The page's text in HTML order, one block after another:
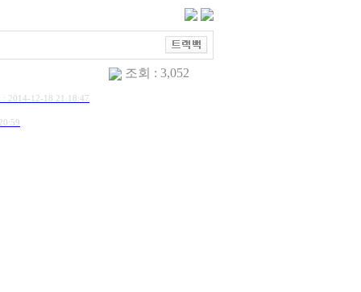
조회 : 3,052
: 2014-12-18 21:18:47